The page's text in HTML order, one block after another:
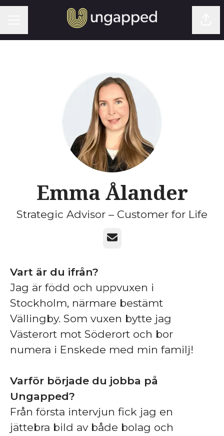
KARRIÄRMENY
Emma Ålander
Strategic Advisor – Customer for Life
E-post
Vart är du ifrån?
Jag är född och uppvuxen i
Stockholm, närmare bestämt
Vällingby. Som vuxen bytte jag
Västerort mot Söderort och bor
numera i Enskede med min familj!
Varför började du jobba på
Ungapped?
Från första intervjun fick jag en
jättebra bild av både bolag och